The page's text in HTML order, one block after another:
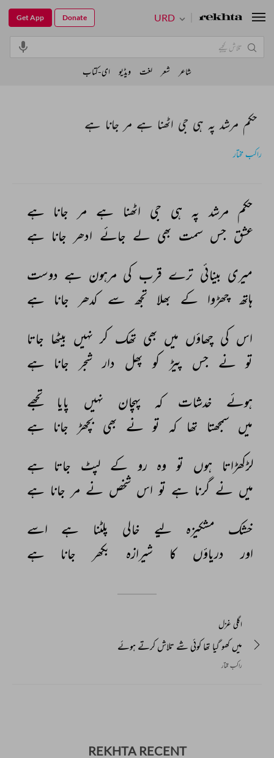
حکم مرشد پہ ہی جی اٹھنا ہے مر جانا ہے
راکب مختار
حکم مرشد پہ ہی جی اٹھنا ہے مر جانا ہے
عشق جس سمت بھی لے جائے ادھر جانا ہے
میری بینائی ترے قرب کی مرہون ہے دوست
ہاتھ چھڑوا کے بھلا تجھ سے کدھر جانا ہے
اس کی چھاؤں میں بھی تھک کر نہیں بیٹھا جاتا
تو نے جس پیڑ کو پھل دار شجر جانا ہے
ہوئے
خدشات کہ پہچان نہیں پایا
تجھے
میں سمجھتا تھا کہ تو نے بھی بچھڑ جانا ہے
لڑکھڑاتا ہوں تو وہ رو کے لپٹ جاتا ہے
میں نے گرنا ہے تو اس شخص نے مر جانا ہے
خشک
مشکیزہ لیے خالی پلٹنا ہے
اسے
اور
دریاؤں کا شیرازہ بکھر جانا ہے
اگلی غزل
میں کھو گیا تھا کوئی شے تلاش کرتے ہوئے
راکب مختار
REKHTA RECENT
URD
Get App Donate
شاعر شعر لغت ویڈیو ای-کتاب